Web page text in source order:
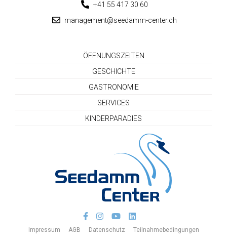
+41 55 417 30 60
management@seedamm-center.ch
ÖFFNUNGSZEITEN
GESCHICHTE
GASTRONOMIE
SERVICES
KINDERPARADIES
Seedamm-Center
facebook
instagram
youtubelinkedin
Impressum AGB Datenschutz Teilnahmebedingungen